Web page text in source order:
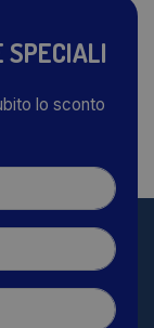
SPECIALI
lo sconto